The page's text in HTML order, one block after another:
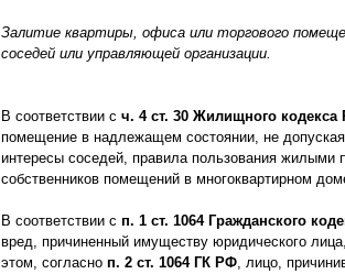
Залитие квартиры, офиса или торгового
соседей или управляющей организации.
В соответствии с ч. 4 ст. 30 Жилищного кодекса
помещение в надлежащем состоянии, не
интересы соседей, правила пользования
собственников помещений в многоквартирном
В соответствии с п. 1 ст. 1064 Гражданского
вред, причиненный имуществу юридического
этом, согласно п. 2 ст. 1064 ГК РФ, лицо,